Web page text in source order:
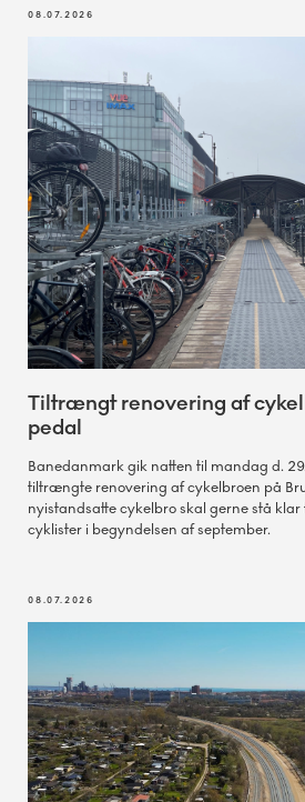
08.07.2026
Tiltrængt renovering af
pedal
Banedanmark gik natten til mandag d.
tiltrængte renovering af cykelbroen på
nyistandsatte cykelbro skal gerne stå
cyklister i begyndelsen af september.
08.07.2026